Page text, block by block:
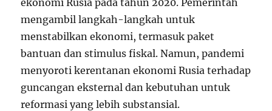
ekonomi Rusia pada tahun 2020. Pemerintah
mengambil langkah-langkah untuk
menstabilkan ekonomi, termasuk paket
bantuan dan stimulus fiskal. Namun, pandemi
menyoroti kerentanan ekonomi Rusia terhadap
guncangan eksternal dan kebutuhan untuk
reformasi yang lebih substansial.